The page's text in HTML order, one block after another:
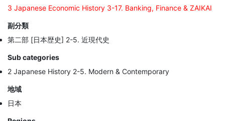
3 Japanese Economic History 3-17. Banking, Finance & ZAIKAI
副分類
第二部 [日本歴史] 2-5. 近現代史
Sub categories
2 Japanese History 2-5. Modern & Contemporary
地域
日本